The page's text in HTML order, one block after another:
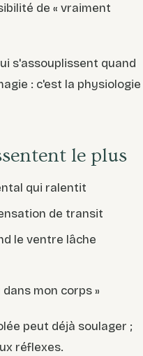
de « vraiment
s'assouplissent quand
: c'est la physiologie
le plus
qui ralentit
de transit
le ventre lâche
mon corps »
peut déjà soulager ;
réflexes.